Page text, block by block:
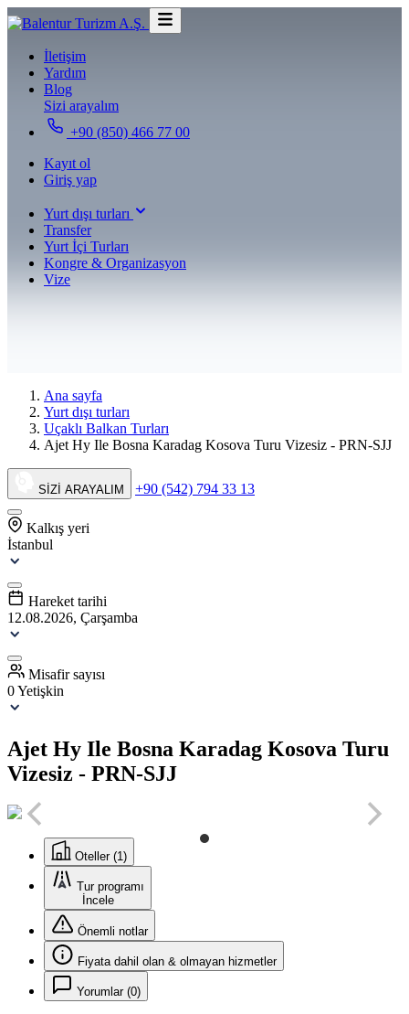
İletişim
Yardım
Blog
Sizi arayalım
+90 (850) 466 77 00
Kayıt ol
Giriş yap
Yurt dışı turları
Transfer
Yurt İçi Turları
Kongre & Organizasyon
Vize
Ana sayfa
Yurt dışı turları
Uçaklı Balkan Turları
Ajet Hy Ile Bosna Karadag Kosova Turu Vizesiz - PRN-SJJ
SİZİ ARAYALIM +90 (542) 794 33 13
Kalkış yeri
İstanbul
Hareket tarihi
12.08.2026, Çarşamba
Misafir sayısı
0 Yetişkin
Ajet Hy Ile Bosna Karadag Kosova Turu
Vizesiz - PRN-SJJ
Oteller (1)
Tur programı
İncele
Önemli notlar
Fiyata dahil olan & olmayan hizmetler
Yorumlar (0)